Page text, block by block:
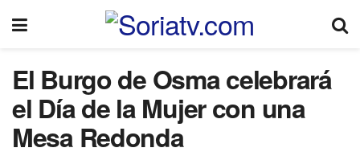
El Burgo de Osma celebrará
el Día de la Mujer con una
Mesa Redonda